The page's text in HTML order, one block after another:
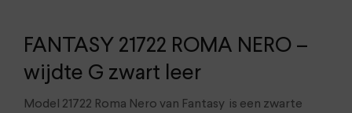
FANTASY 21722 ROMA NERO –
wijdte G zwart leer
Model 21722 Roma Nero van Fantasy is een zwarte